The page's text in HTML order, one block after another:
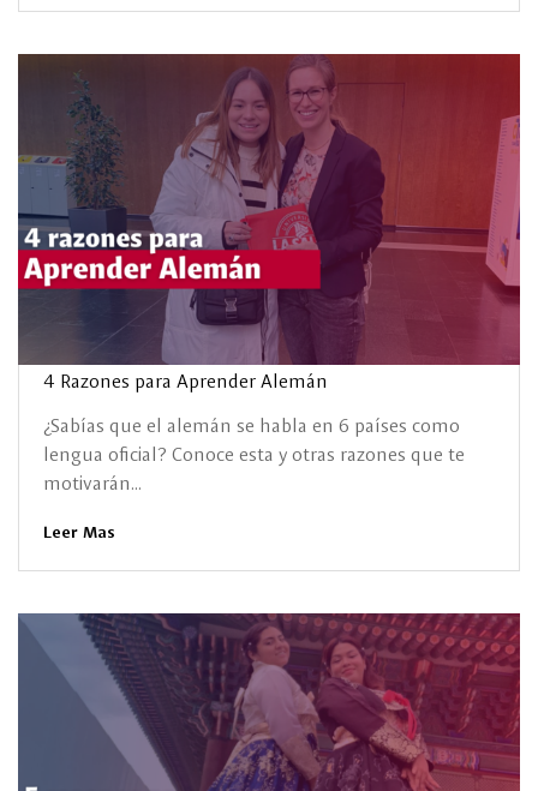
4 Razones para Aprender Alemán
¿Sabías que el alemán se habla en 6 países como
lengua oficial? Conoce esta y otras razones que te
motivarán...
Leer Mas